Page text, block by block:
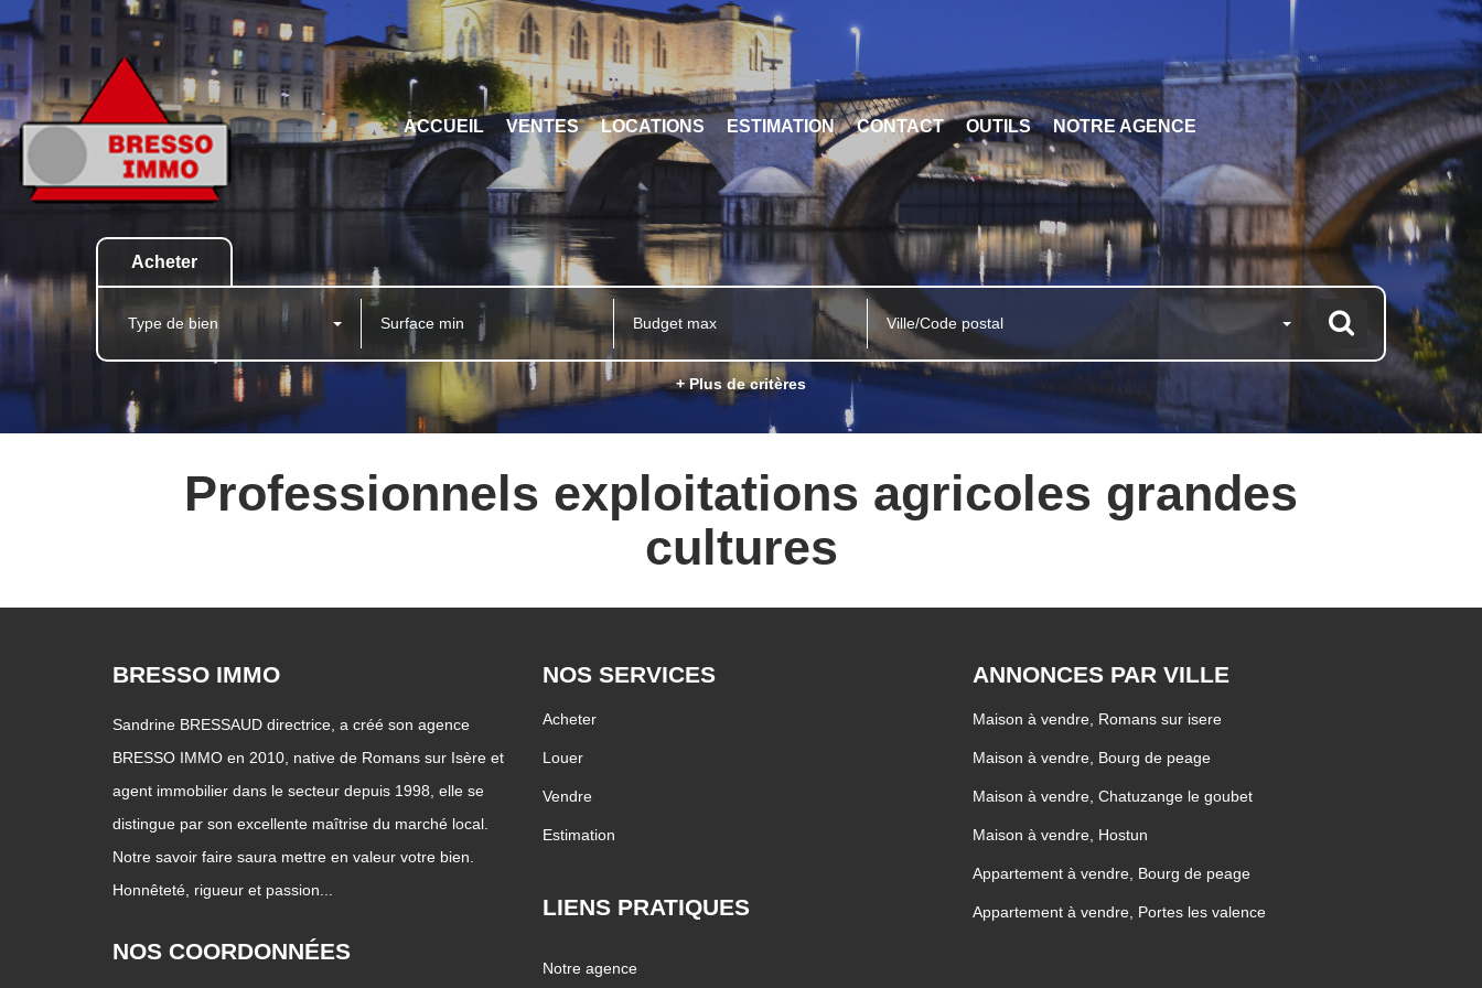
ACCUEIL VENTES LOCATIONS ESTIMATION CONTACT OUTILS NOTRE AGENCE
Acheter
Type de bien Ville/Code postal
+ Plus de critères
Professionnels exploitations agricoles grandes
cultures
BRESSO IMMO
Sandrine BRESSAUD directrice, a créé son agence
BRESSO IMMO en 2010, native de Romans sur Isère et
agent immobilier dans le secteur depuis 1998, elle se
distingue par son excellente maîtrise du marché local.
Notre savoir faire saura mettre en valeur votre bien.
Honnêteté, rigueur et passion...
NOS COORDONNÉES
NOS SERVICES
Acheter
Louer
Vendre
Estimation
LIENS PRATIQUES
Notre agence
ANNONCES PAR VILLE
Maison à vendre, Romans sur isere
Maison à vendre, Bourg de peage
Maison à vendre, Chatuzange le goubet
Maison à vendre, Hostun
Appartement à vendre, Bourg de peage
Appartement à vendre, Portes les valence